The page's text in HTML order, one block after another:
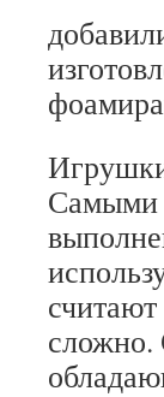
Самыми
сложно.